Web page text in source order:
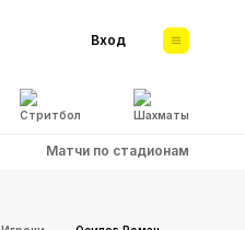
Стритбол Шахматы
Вход
Матчи по стадионам